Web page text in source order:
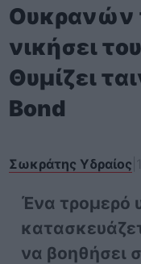
Ουκρανών
νικήσει
Θυμίζει
Bond
Σωκράτης Υδραίος
Ένα τρομερό
να βοηθήσει